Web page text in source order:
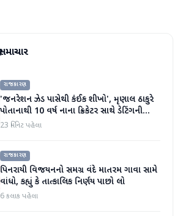
રાજકારણ
'જનરેશન ઝેડ પાસેથી કંઈક શીખો', મૃણાલ ઠાકુરે
પોતાનાથી 10 વર્ષ નાના ક્રિકેટર સાથે ડેટિંગની
અફવાઓ પર મૌન તોડ્યું
23 મિનિટ પહેલા
રાજકારણ
પિનરાયી વિજયનનો સમગ્ર વંદે માતરમ ગાવા સામે
વાંધો, કહ્યું કે તાત્કાલિક નિર્ણય પાછો લો
6 કલાક પહેલા